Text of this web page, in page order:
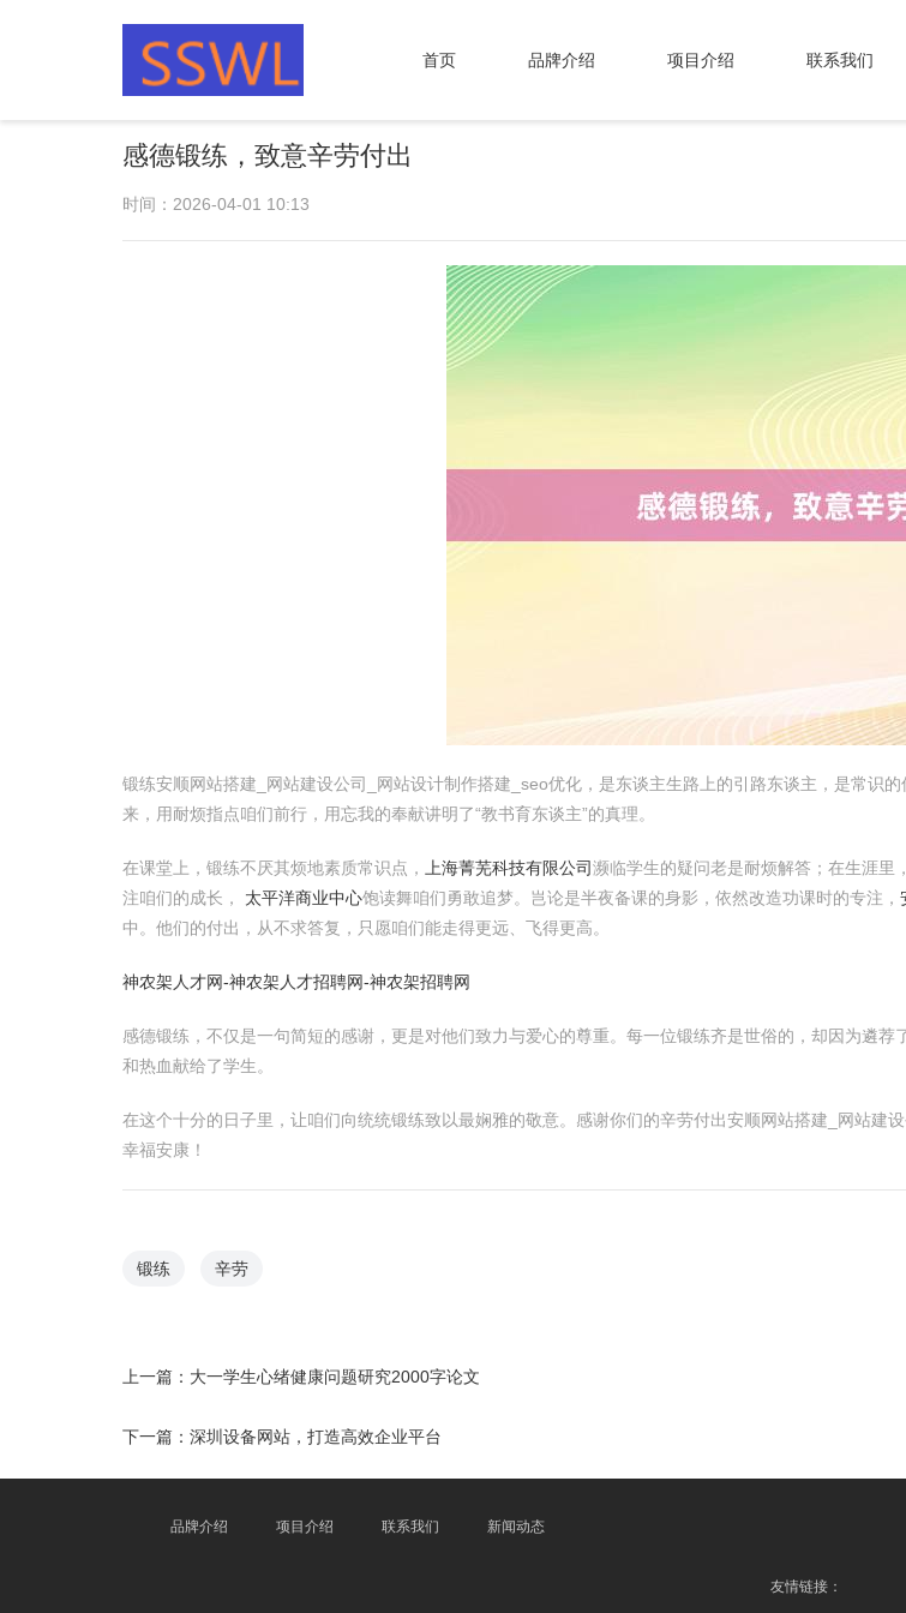
首页 品牌介绍 项目介绍 联系我们
感德锻练，致意辛劳付出
时间：2026-04-01 10:13
锻练安顺网站搭建_网站建设公司_网站设计制作搭建_seo优化，是东谈主生路上的引路东谈主，是常识
来，用耐烦指点咱们前行，用忘我的奉献讲明了“教书育东谈主”的真理。
在课堂上，锻练不厌其烦地素质常识点， 上海菁芜科技有限公司濒临学生的疑问老是耐烦解答；在生涯里，
注咱们的成长， 太平洋商业中心饱读舞咱们勇敢追梦。岂论是半夜备课的身影，依然改造功课时的专注，
中。他们的付出，从不求答复，只愿咱们能走得更远、飞得更高。
神农架人才网-神农架人才招聘网-神农架招聘网
感德锻练，不仅是一句简短的感谢，更是对他们致力与爱心的尊重。每一位锻练齐是世俗的，却因为遴
和热血献给了学生。
在这个十分的日子里，让咱们向统统锻练致以最娴雅的敬意。感谢你们的辛劳付出安顺网站搭建_网站建
幸福安康！
锻练 辛劳
上一篇： 大一学生心绪健康问题研究2000字论文
下一篇： 深圳设备网站，打造高效企业平台
品牌介绍 项目介绍 联系我们 新闻动态
友情链接：